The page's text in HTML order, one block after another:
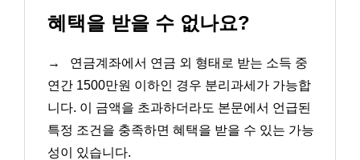
혜택을 받을 수 없나요?
→
연금계좌에서 연금 외 형태로 받는 소득 중
연간 1500만원 이하인 경우 분리과세가 가능합
니다. 이 금액을 초과하더라도 본문에서 언급된
특정 조건을 충족하면 혜택을 받을 수 있는 가능
성이 있습니다.